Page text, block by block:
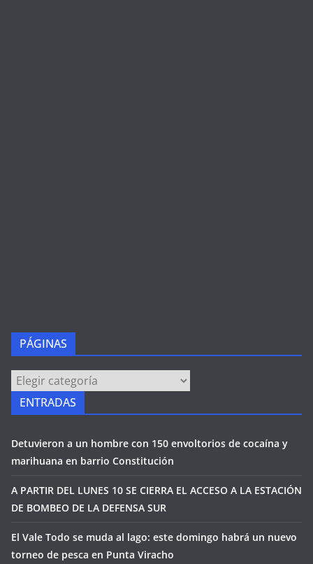
PÁGINAS
PÁGINAS
ENTRADAS
Detuvieron a un hombre con 150 envoltorios de cocaína y
marihuana en barrio Constitución
A PARTIR DEL LUNES 10 SE CIERRA EL ACCESO A LA ESTACIÓN
DE BOMBEO DE LA DEFENSA SUR
El Vale Todo se muda al lago: este domingo habrá un nuevo
torneo de pesca en Punta Viracho